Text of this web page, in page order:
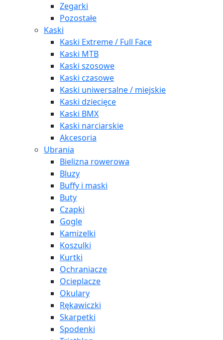
Zegarki
Pozostałe
Kaski
Kaski Extreme / Full Face
Kaski MTB
Kaski szosowe
Kaski czasowe
Kaski uniwersalne / miejskie
Kaski dziecięce
Kaski BMX
Kaski narciarskie
Akcesoria
Ubrania
Bielizna rowerowa
Bluzy
Buffy i maski
Buty
Czapki
Gogle
Kamizelki
Koszulki
Kurtki
Ochraniacze
Ocieplacze
Okulary
Rękawiczki
Skarpetki
Spodenki